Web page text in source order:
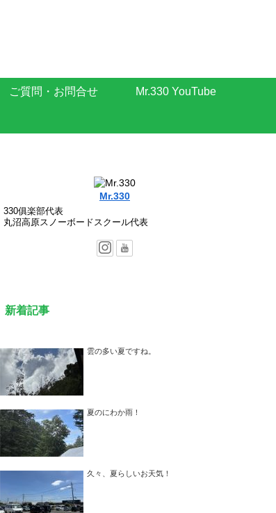
ご質問・お問合せ Mr.330 YouTube
Mr.330
330俱楽部代表
丸沼高原スノーボードスクール代表
新着記事
雲の多い夏ですね。
夏のにわか雨！
久々、夏らしいお天気！